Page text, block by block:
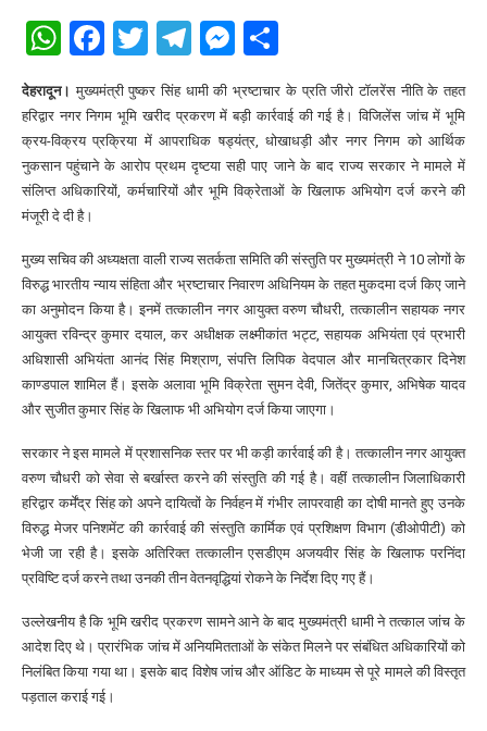
WhatsApp
Facebook
Twitter
Telegram
Messenger
देहरादून। मुख्यमंत्री पुष्कर सिंह धामी की भ्रष्टाचार के प्रति जीरो टॉलरेंस नीति के तहत
हरिद्वार नगर निगम भूमि खरीद प्रकरण में बड़ी कार्रवाई की गई है। विजिलेंस जांच में भूमि
क्रय-विक्रय प्रक्रिया में आपराधिक षड्यंत्र, धोखाधड़ी और नगर निगम को आर्थिक
नुकसान पहुंचाने के आरोप प्रथम दृष्टया सही पाए जाने के बाद राज्य सरकार ने मामले में
संलिप्त अधिकारियों, कर्मचारियों और भूमि विक्रेताओं के खिलाफ अभियोग दर्ज करने की
मंजूरी दे दी है।
मुख्य सचिव की अध्यक्षता वाली राज्य सतर्कता समिति की संस्तुति पर मुख्यमंत्री ने 10 लोगों के
विरुद्ध भारतीय न्याय संहिता और भ्रष्टाचार निवारण अधिनियम के तहत मुकदमा दर्ज किए जाने
का अनुमोदन किया है। इनमें तत्कालीन नगर आयुक्त वरुण चौधरी, तत्कालीन सहायक नगर
आयुक्त रविन्द्र कुमार दयाल, कर अधीक्षक लक्ष्मीकांत भट्ट, सहायक अभियंता एवं प्रभारी
अधिशासी अभियंता आनंद सिंह मिश्राण, संपत्ति लिपिक वेदपाल और मानचित्रकार दिनेश
काण्डपाल शामिल हैं। इसके अलावा भूमि विक्रेता सुमन देवी, जितेंद्र कुमार, अभिषेक यादव
और सुजीत कुमार सिंह के खिलाफ भी अभियोग दर्ज किया जाएगा।
सरकार ने इस मामले में प्रशासनिक स्तर पर भी कड़ी कार्रवाई की है। तत्कालीन नगर आयुक्त
वरुण चौधरी को सेवा से बर्खास्त करने की संस्तुति की गई है। वहीं तत्कालीन जिलाधिकारी
हरिद्वार कर्मेंद्र सिंह को अपने दायित्वों के निर्वहन में गंभीर लापरवाही का दोषी मानते हुए उनके
विरुद्ध मेजर पनिशमेंट की कार्रवाई की संस्तुति कार्मिक एवं प्रशिक्षण विभाग (डीओपीटी) को
भेजी जा रही है। इसके अतिरिक्त तत्कालीन एसडीएम अजयवीर सिंह के खिलाफ परनिंदा
प्रविष्टि दर्ज करने तथा उनकी तीन वेतनवृद्धियां रोकने के निर्देश दिए गए हैं।
उल्लेखनीय है कि भूमि खरीद प्रकरण सामने आने के बाद मुख्यमंत्री धामी ने तत्काल जांच के
आदेश दिए थे। प्रारंभिक जांच में अनियमितताओं के संकेत मिलने पर संबंधित अधिकारियों को
निलंबित किया गया था। इसके बाद विशेष जांच और ऑडिट के माध्यम से पूरे मामले की विस्तृत
पड़ताल कराई गई।